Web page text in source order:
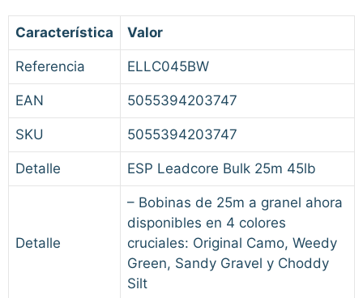
Característica Valor
Referencia ELLC045BW
EAN 5055394203747
SKU 5055394203747
Detalle ESP Leadcore Bulk 25m 45lb
Detalle
– Bobinas de 25m a granel ahora
disponibles en 4 colores
cruciales: Original Camo, Weedy
Green, Sandy Gravel y Choddy
Silt